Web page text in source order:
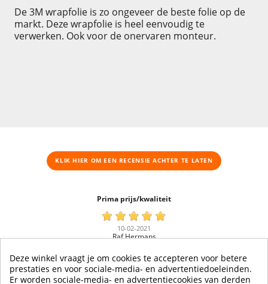
De 3M wrapfolie is zo ongeveer de beste folie op de
markt. Deze wrapfolie is heel eenvoudig te
verwerken. Ook voor de onervaren monteur.
KLIK HIER OM EEN ​​RECENSIE ACHTER TE LATEN
Prima prijs/kwaliteit
10-02-2021
Raf Hermans
De folie is van een zeer degelijke kwaliteit voor een
aanvaardbare prijs.\r\nDe levering was snel en alles was
Deze winkel vraagt je om cookies te accepteren voor betere
prestaties en voor sociale-media- en advertentiedoeleinden.
Er worden sociale-media- en advertentiecookies van derden